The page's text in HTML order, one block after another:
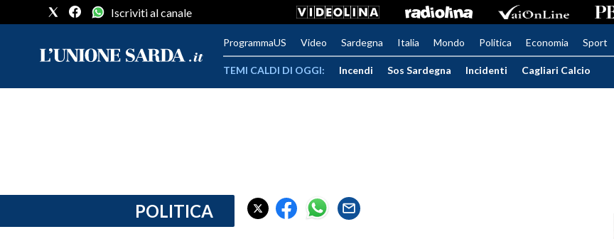
Iscriviti al canale
ProgrammaUS Video Sardegna Italia Mondo Politica Economia Sport
TEMI CALDI DI OGGI: Incendi Sos Sardegna Incidenti Cagliari Calcio
POLITICA